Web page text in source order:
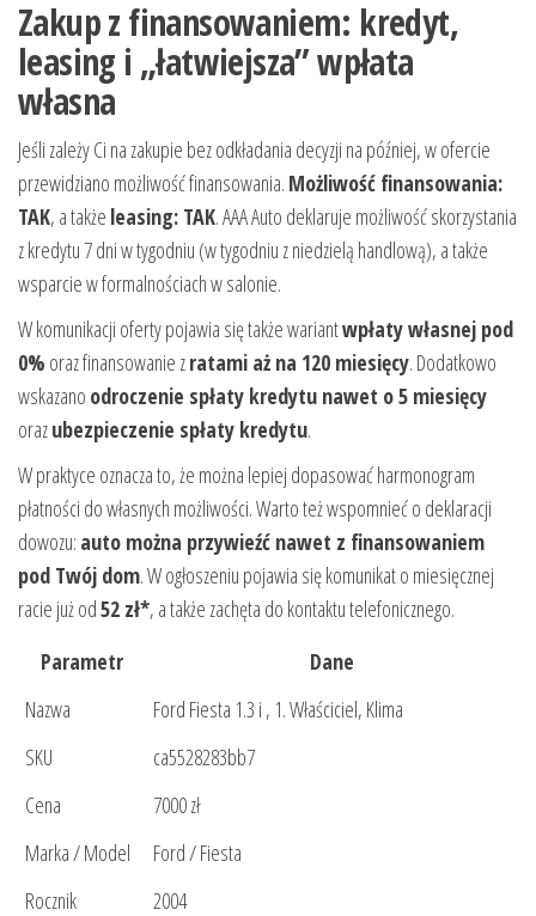
Zakup z finansowaniem: kredyt,
leasing i „łatwiejsza” wpłata
własna
Jeśli zależy Ci na zakupie bez odkładania decyzji na później, w ofercie
przewidziano możliwość finansowania. Możliwość finansowania:
TAK, a także leasing: TAK. AAA Auto deklaruje możliwość skorzystania
z kredytu 7 dni w tygodniu (w tygodniu z niedzielą handlową), a także
wsparcie w formalnościach w salonie.
W komunikacji oferty pojawia się także wariantwpłaty własnej pod
0% oraz finansowanie zratami aż na 120 miesięcy. Dodatkowo
wskazano odroczenie spłaty kredytu nawet o 5 miesięcy
orazubezpieczenie spłaty kredytu.
W praktyce oznacza to, że można lepiej dopasować harmonogram
płatności do własnych możliwości. Warto też wspomnieć o deklaracji
dowozu: auto można przywieźć nawet z finansowaniem
pod Twój dom. W ogłoszeniu pojawia się komunikat o miesięcznej
racie już od52 zł*, a także zachęta do kontaktu telefonicznego.
Parametr
Dane
Nazwa
Ford Fiesta 1.3 i , 1. Właściciel, Klima
SKU
ca5528283bb7
Cena
7000 zł
Marka / Model
Ford / Fiesta
Rocznik
2004